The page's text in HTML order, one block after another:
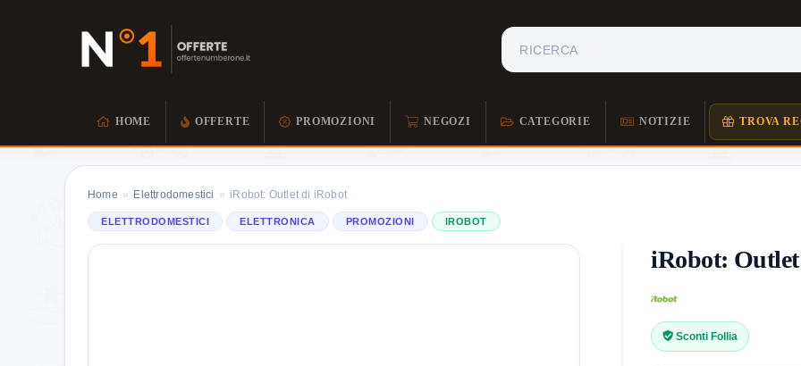
HOME OFFERTE PROMOZIONI NEGOZI CATEGORIE NOTIZIE TROVA
Home » Elettrodomestici » iRobot: Outlet di iRobot
ELETTRODOMESTICI ELETTRONICA PROMOZIONI IROBOT
iRobot:
Sconti Follia